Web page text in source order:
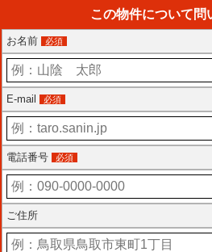
この物件について問
お名前 必須
E-mail 必須
電話番号 必須
ご住所